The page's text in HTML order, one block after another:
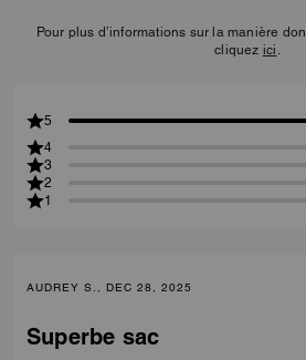
Pour plus d’informations sur la manière
cliquez ici
5
4
3
2
1
AUDREY S., DEC 28, 2025
Superbe sac